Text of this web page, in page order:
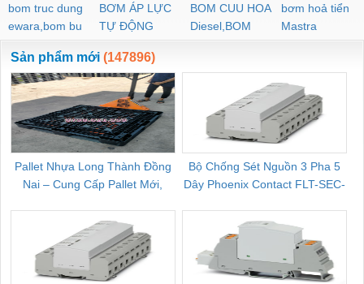
bom truc dung
ewara,bom bu
ewara
BƠM ÁP LỰC
TỰ ĐỘNG
BOM CUU HOA
Diesel,BOM
CHUA CHAY
bơm hoả tiển
Mastra
Sản phẩm mới (147896)
Pallet Nhựa Long Thành Đồng
Nai – Cung Cấp Pallet Mới,
Bộ Chống Sét Nguồn 3 Pha 5
Dây Phoenix Contact FLT-SEC-